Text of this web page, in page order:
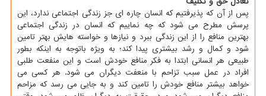
پس از آن که پذیرفتیم که انسان چاره ای جز زندگی اجتماعی ندارد، این
پرسش مطرح می شود که چه نماییم که انسان در زندگی اجتماعی
بهترین منافع را از این زندگی ببرد و نیازها و خواسته هایش بهتر تامین
شود و کمال و رشد بیشتری پیدا کند؛ به ویژه باتوجه به اینکه بطور
طبیعی هر انسانی ابتدا به فکر منافع خودش است و این منفعت طلبی
افراد در عمل سبب تزاحم با منعفت دیگران می شود. هر کسی می
خواهد بیشتر منافع خودش را تامین کند و به جایی می رسد که مزاحم